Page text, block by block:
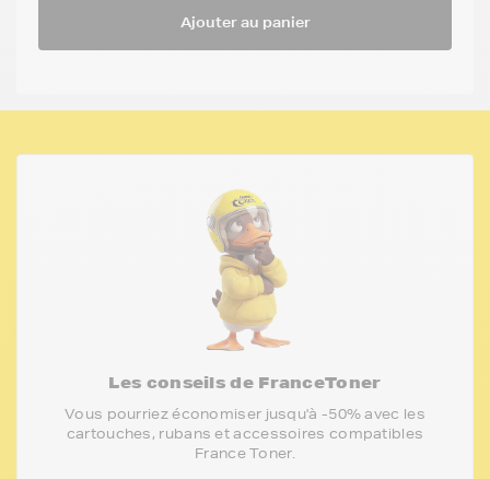
Ajouter au panier
Les conseils de FranceToner
Vous pourriez économiser jusqu'à -50% avec les
cartouches, rubans et accessoires compatibles
France Toner.